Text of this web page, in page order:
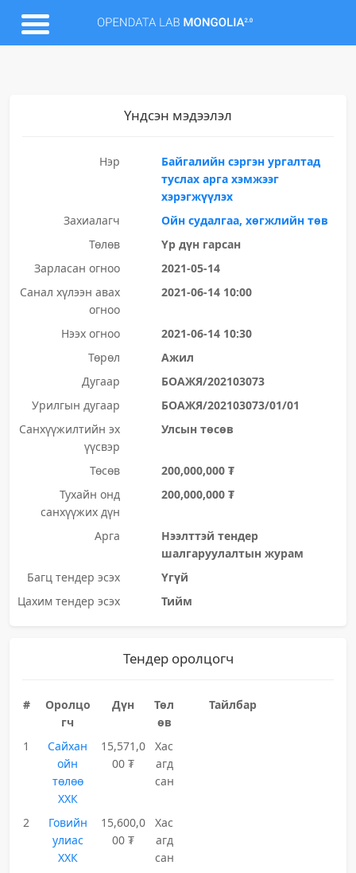
Үндсэн мэдээлэл
Нэр
Байгалийн сэргэн ургалтад
туслах арга хэмжээг
хэрэгжүүлэх
Захиалагч
Ойн судалгаа, хөгжлийн төв
Төлөв
Үр дүн гарсан
Зарласан огноо
2021-05-14
Санал хүлээн авах
огноо
2021-06-14 10:00
Нээх огноо
2021-06-14 10:30
Төрөл
Ажил
Дугаар
БОАЖЯ/202103073
Урилгын дугаар
БОАЖЯ/202103073/01/01
Санхүүжилтийн эх
үүсвэр
Улсын төсөв
Төсөв
200,000,000 ₮
Тухайн онд
санхүүжих дүн
200,000,000 ₮
Арга
Нээлттэй тендер
шалгаруулалтын журам
Багц тендер эсэх
Үгүй
Цахим тендер эсэх
Тийм
Тендер оролцогч
#
Оролцо
гч
Дүн
Төл
өв
Тайлбар
1
Сайхан
ойн
төлөө
ХХК
15,571,0
00 ₮
Хас
агд
сан
2
Говийн
улиас
ХХК
15,600,0
00 ₮
Хас
агд
сан